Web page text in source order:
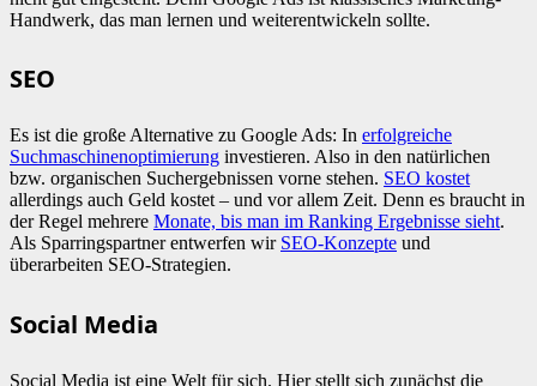
Handwerk, das man lernen und weiterentwickeln sollte.
SEO
Es ist die große Alternative zu Google Ads: In erfolgreiche
Suchmaschinenoptimierung investieren. Also in den natürlichen
bzw. organischen Suchergebnissen vorne stehen. SEO kostet
allerdings auch Geld kostet – und vor allem Zeit. Denn es braucht in
der Regel mehrere Monate, bis man im Ranking Ergebnisse sieht.
Als Sparringspartner entwerfen wir SEO-Konzepte und
überarbeiten SEO-Strategien.
Social Media
Social Media ist eine Welt für sich. Hier stellt sich zunächst die